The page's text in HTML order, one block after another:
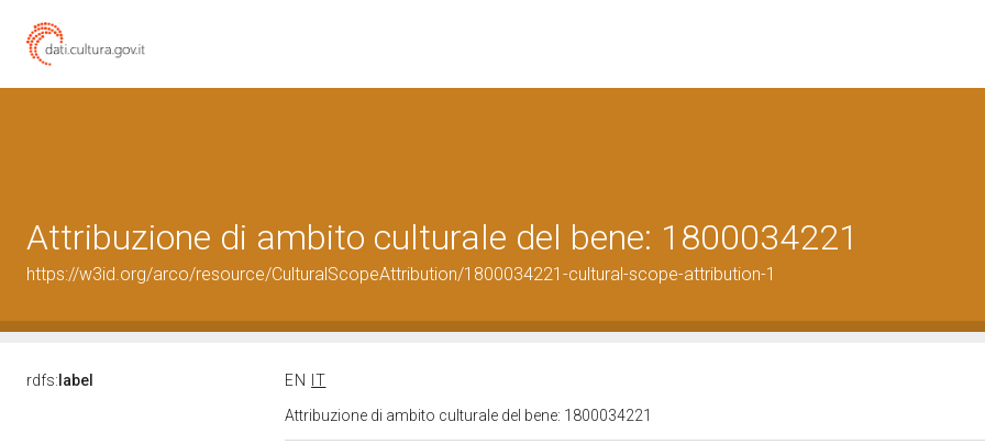
Attribuzione di ambito culturale del bene: 1800034221
https://w3id.org/arco/resource/CulturalScopeAttribution/1800034221-cultural-scope-attribution-1
rdfs: label EN
IT
Attribuzione di ambito culturale del bene: 1800034221